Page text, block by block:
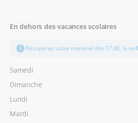
En dehors des vacances scolaires
Récupérez votre matériel dès 17:30, la
Samedi
Dimanche
Lundi
Mardi